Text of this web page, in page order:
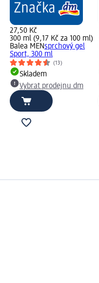
27,50 Kč
300 ml (9,17 Kč za 100 ml)
Balea MENsprchový gel
Sport, 300 ml
(13)
Skladem
Vybrat prodejnu dm